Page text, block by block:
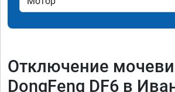
Отключение
DongFeng DF6 в